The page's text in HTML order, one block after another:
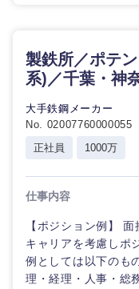
製鉄所／ポテ
系)／千葉・神奈
大手鉄鋼メーカー
No. 02007760000055
正社員
1000万
仕事内容
【ポジション例】
キャリアを考慮しポ
例としては以下のも
理・経理・人事・総